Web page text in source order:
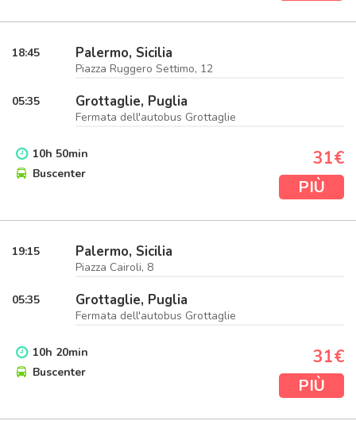
18:45 Palermo, Sicilia
Piazza Ruggero Settimo, 12
05:35 Grottaglie, Puglia
Fermata dell'autobus Grottaglie
10h 50min
Buscenter
31€
PIÙ
19:15 Palermo, Sicilia
Piazza Cairoli, 8
05:35 Grottaglie, Puglia
Fermata dell'autobus Grottaglie
10h 20min
Buscenter
31€
PIÙ